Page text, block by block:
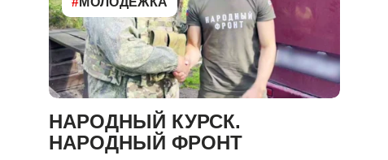
НАРОДНЫЙ КУРСК.
НАРОДНЫЙ ФРОНТ